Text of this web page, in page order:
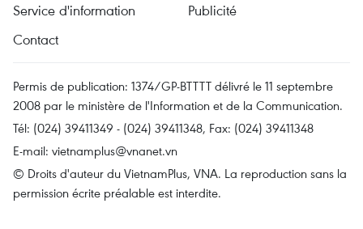
Service d'information
Publicité
Contact
Permis de publication: 1374/GP-BTTTT délivré le 11 septembre
2008 par le ministère de l'Information et de la Communication.
Tél: (024) 39411349 - (024) 39411348, Fax: (024) 39411348
E-mail: vietnamplus@vnanet.vn
© Droits d'auteur du VietnamPlus, VNA. La reproduction sans la
permission écrite préalable est interdite.